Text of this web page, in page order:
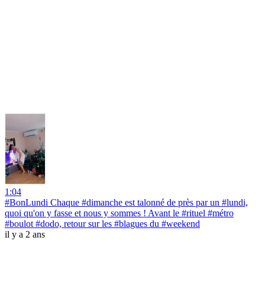
1:04
#BonLundi Chaque #dimanche est talonné de près par un #lundi,
quoi qu'on y fasse et nous y sommes ! Avant le #rituel #métro
#boulot #dodo, retour sur les #blagues du #weekend
il y a 2 ans